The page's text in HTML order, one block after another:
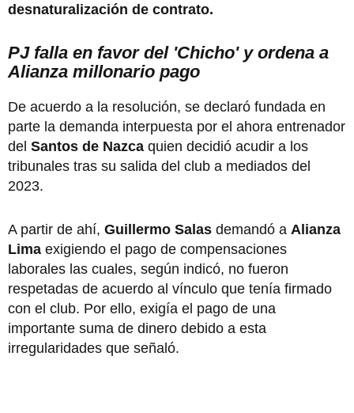
desnaturalización de contrato.
PJ falla en favor del 'Chicho' y ordena a
Alianza millonario pago
De acuerdo a la resolución, se declaró fundada en
parte la demanda interpuesta por el ahora entrenador
del Santos de Nazca quien decidió acudir a los
tribunales tras su salida del club a mediados del
2023.
A partir de ahí, Guillermo Salas demandó a Alianza
Lima exigiendo el pago de compensaciones
laborales las cuales, según indicó, no fueron
respetadas de acuerdo al vínculo que tenía firmado
con el club. Por ello, exigía el pago de una
importante suma de dinero debido a esta
irregularidades que señaló.